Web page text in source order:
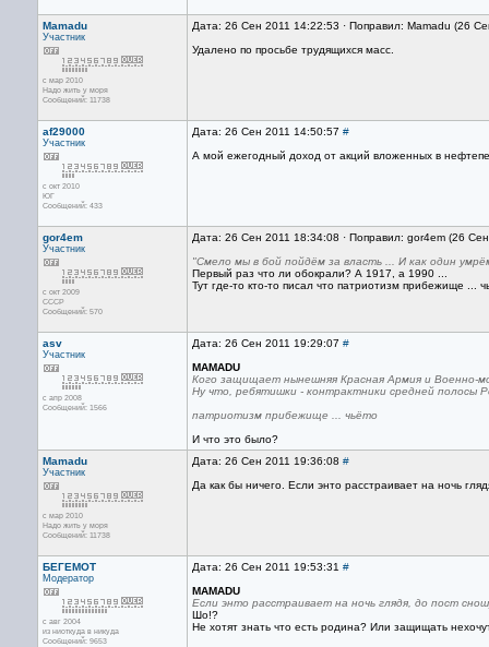
Mamadu
Участник
с мар 2010
Надо жить у моря
Сообщений: 11738
Дата: 26 Сен 2011 14:22:53 · Поправил: Mamadu (26
Удалено по просьбе трудящихся масс.
af29000
Участник
с окт 2010
ЮГ
Сообщений: 433
Дата: 26 Сен 2011 14:50:57 #
А мой ежегодный доход от акций вложенных в
gor4em
Участник
с окт 2009
СССР
Сообщений: 570
Дата: 26 Сен 2011 18:34:08 · Поправил: gor4em (26
"Смело мы в бой пойдём за власть ... И как один
Первый раз что ли обокрали? А 1917, а 1990 ...
Тут где-то кто-то писал что патриотизм прибежище ...
asv
Участник
с апр 2008
Сообщений: 1566
Дата: 26 Сен 2011 19:29:07 #
MAMADU
Кого защищает нынешняя Красная Армия и Военно-
Ну что, ребятишки - контрактники средней полосы
патриотизм прибежище ... чьёто
И что это было?
Mamadu
Участник
с мар 2010
Надо жить у моря
Сообщений: 11738
Дата: 26 Сен 2011 19:36:08 #
Да как бы ничего. Если энто расстраивает на ночь
БЕГЕМОТ
Модератор
с авг 2004
из ниоткуда в никуда
Сообщений: 9653
Дата: 26 Сен 2011 19:53:31 #
MAMADU
Если энто расстраивает на ночь глядя, до пост
Шо!?
Не хотят знать что есть родина? Или защищать